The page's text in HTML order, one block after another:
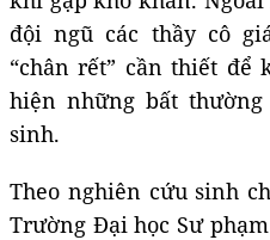
đội ngũ các thầy cô
“chân rết” cần thiết để
hiện những bất
sinh.
Theo nghiên cứu sinh
Trường Đại học Sư